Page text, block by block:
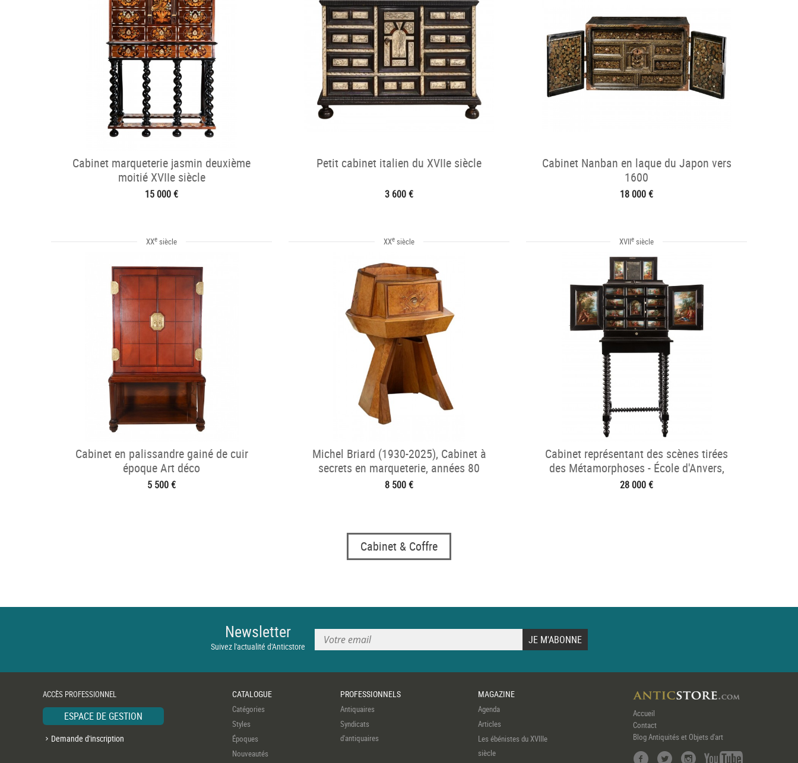
Cabinet marqueterie jasmin deuxième
moitié XVIIe siècle
15 000 €
Petit cabinet italien du XVIIe siècle
3 600 €
Cabinet Nanban en laque du Japon vers
1600
18 000 €
XXe siècle
Cabinet en palissandre gainé de cuir
époque Art déco
5 500 €
XXe siècle
Michel Briard (1930-2025), Cabinet à
secrets en marqueterie, années 80
8 500 €
XVIIe siècle
Cabinet représentant des scènes tirées
des Métamorphoses - École d'Anvers,
XVIIe sièc
28 000 €
Cabinet & Coffre
Newsletter
Suivez l'actualité d'Anticstore
ACCÈS PROFESSIONNEL
ESPACE DE GESTION
Demande d'inscription
CATALOGUE
Catégories
Styles
Époques
Nouveautés
PROFESSIONNELS
Antiquaires
Syndicats
d'antiquaires
MAGAZINE
Agenda
Articles
Les ébénistes du XVIIIe
siècle
Accueil
Contact
Blog Antiquités et Objets d'art